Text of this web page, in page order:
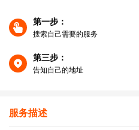
第一步：
搜索自己需要的服务
第三步：
告知自己的地址
服务描述